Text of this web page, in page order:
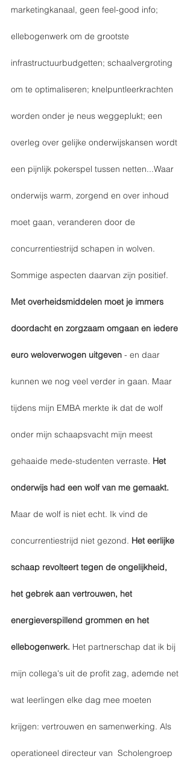
marketingkanaal, geen feel-good info;
ellebogenwerk om de grootste
infrastructuurbudgetten; schaalvergroting
om te optimaliseren; knelpuntleerkrachten
worden onder je neus weggeplukt; een
overleg over gelijke onderwijskansen wordt
een pijnlijk pokerspel tussen netten...Waar
onderwijs warm, zorgend en over inhoud
moet gaan, veranderen door de
concurrentiestrijd schapen in wolven.
Sommige aspecten daarvan zijn positief.
Met overheidsmiddelen moet je immers
doordacht en zorgzaam omgaan en iedere
euro weloverwogen uitgeven - en daar
kunnen we nog veel verder in gaan. Maar
tijdens mijn EMBA merkte ik dat de wolf
onder mijn schaapsvacht mijn meest
gehaaide mede-studenten verraste. Het
onderwijs had een wolf van me gemaakt.
Maar de wolf is niet echt. Ik vind de
concurrentiestrijd niet gezond. Het eerlijke
schaap revolteert tegen de ongelijkheid,
het gebrek aan vertrouwen, het
energieverspillend grommen en het
ellebogenwerk. Het partnerschap dat ik bij
mijn collega's uit de profit zag, ademde net
wat leerlingen elke dag mee moeten
krijgen: vertrouwen en samenwerking. Als
operationeel directeur van  Scholengroep